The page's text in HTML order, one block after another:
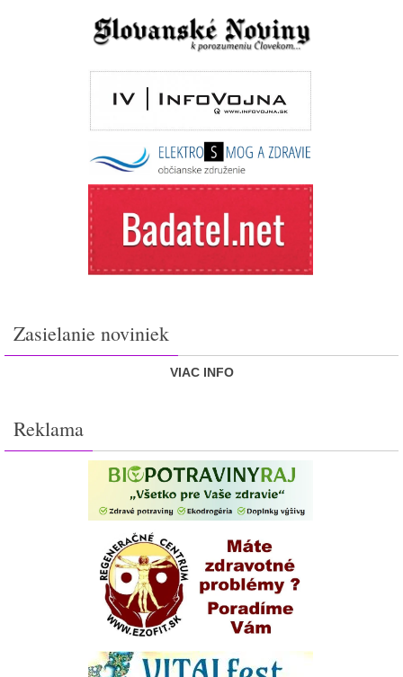
Zasielanie noviniek
VIAC INFO
Reklama